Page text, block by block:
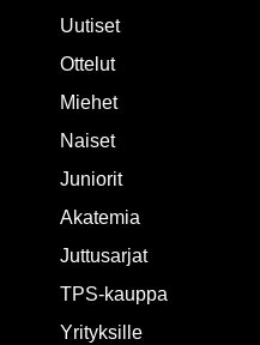
Uutiset
Ottelut
Miehet
Naiset
Juniorit
Akatemia
Juttusarjat
TPS-kauppa
Yrityksille